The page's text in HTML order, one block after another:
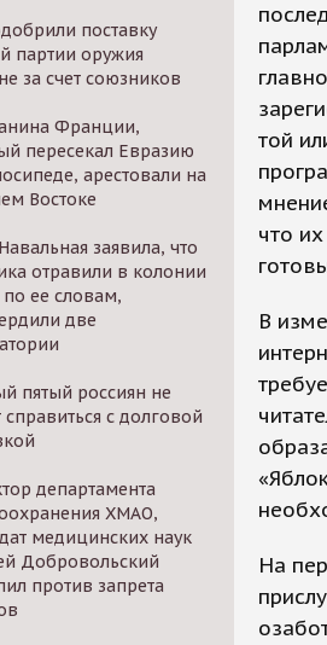
поставку
партии оружия
за счет союзников
Франции,
пересекал Евразию
арестовали на
Востоке
заявила, что
отравили в колонии
по ее словам,
две
пятый россиян не
с долговой
департамента
ХМАО,
медицинских наук
Добровольский
против запрета
той
что
В
На